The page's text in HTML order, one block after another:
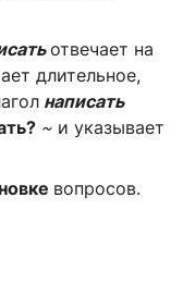
отвечает на
длительное,
написать
~ и указывает
вопросов.